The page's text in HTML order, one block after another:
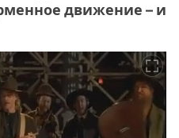
движение – и